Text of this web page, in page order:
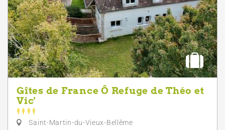
Gîtes de France Ô Refuge de Théo et
Vic'
Saint-Martin-du-Vieux-Bellême